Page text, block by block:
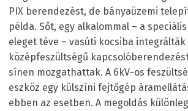
PIX berendezést, de bányaüzemi
példa. Sőt, egy alkalommal – a
eleget téve – vasúti kocsiba integrálták
középfeszültségű
sínen mozgathattak. A 6kV-os
eszköz egy külszíni fejtőgép
ebben az esetben. A megoldás